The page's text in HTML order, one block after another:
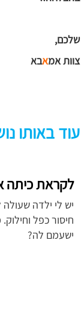
שלכם,
צוות אמאבא
עוד באותו
לקראת כיתה
יש לי ילדה
חיסור כפל
ישעמם לה?